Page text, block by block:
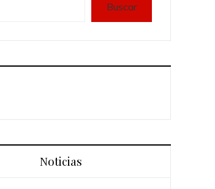
Buscar
Noticias